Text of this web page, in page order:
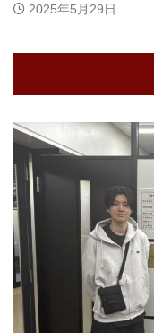
2025年5月29日